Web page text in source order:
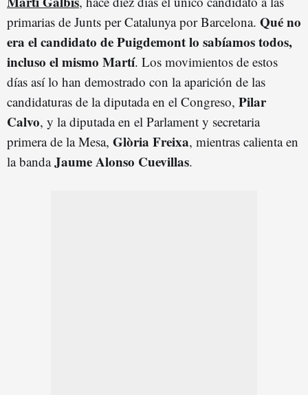
primarias de Junts per Catalunya por Barcelona. Qué no
era el candidato de Puigdemont lo sabíamos todos,
incluso el mismo Martí. Los movimientos de estos
días así lo han demostrado con la aparición de las
candidaturas de la diputada en el Congreso, Pilar
Calvo, y la diputada en el Parlament y secretaria
primera de la Mesa, Glòria Freixa, mientras calienta en
la bandaJaume Alonso Cuevillas.